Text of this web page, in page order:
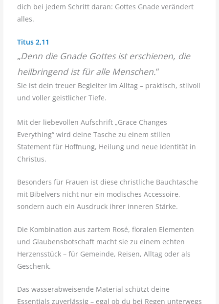
dich bei jedem Schritt daran: Gottes Gnade verändert
alles.
Titus 2,11
„Denn die Gnade Gottes ist erschienen, die
heilbringend ist für alle Menschen.“
Sie ist dein treuer Begleiter im Alltag – praktisch, stilvoll
und voller geistlicher Tiefe.
Mit der liebevollen Aufschrift „Grace Changes
Everything“ wird deine Tasche zu einem stillen
Statement für Hoffnung, Heilung und neue Identität in
Christus.
Besonders für Frauen ist diese christliche Bauchtasche
mit Bibelvers nicht nur ein modisches Accessoire,
sondern auch ein Ausdruck ihrer inneren Stärke.
Die Kombination aus zartem Rosé, floralen Elementen
und Glaubensbotschaft macht sie zu einem echten
Herzensstück – für Gemeinde, Reisen, Alltag oder als
Geschenk.
Das wasserabweisende Material schützt deine
Essentials zuverlässig – egal ob du bei Regen unterwegs